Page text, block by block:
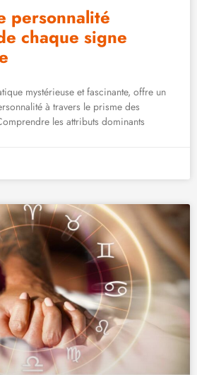
personnalité
chaque signe
mystérieuse et fascinante, offre un
à travers le prisme des
les attributs dominants